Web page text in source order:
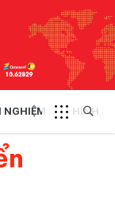
NGHIỆM CHÍNH